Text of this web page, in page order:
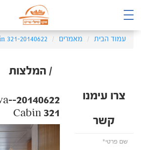
עמוד הבית מאמרים 20140622-Ocean Nova-Cabin 321
/ המלצות
צרו עימנו
קשר
Cabin 321